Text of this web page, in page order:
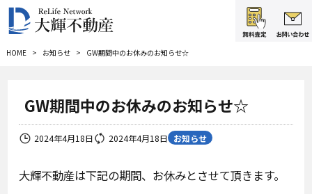
HOME お知らせ GW期間中のお休みのお知らせ☆
GW期間中のお休みのお知らせ☆
2024年4月18日 2024年4月18日 お知らせ
大輝不動産は下記の期間、お休みとさせて頂きます。